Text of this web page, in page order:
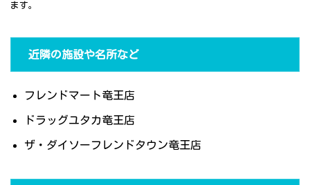
ます。
近隣の施設や名所など
フレンドマート竜王店
ドラッグユタカ竜王店
ザ・ダイソーフレンドタウン竜王店